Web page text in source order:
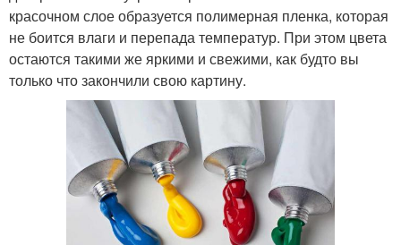
красочном слое образуется полимерная пленка, которая
не боится влаги и перепада температур. При этом цвета
остаются такими же яркими и свежими, как будто вы
только что закончили свою картину.